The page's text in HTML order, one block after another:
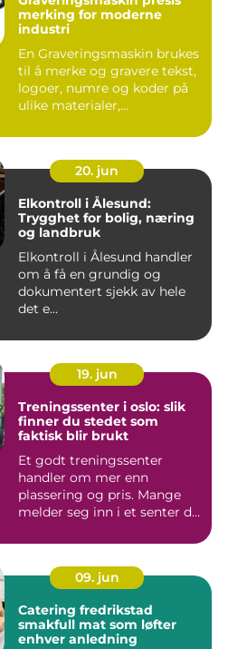
merking for moderne
industri
En Graveringsmaskin brukes
til å merke og gravere tekst,
logoer, numre og koder på
ulike materialer,...
20. jun
Elkontroll i Ålesund:
Trygghet for bolig, næring
og landbruk
Elkontroll i Ålesund handler
om å få en grundig og
dokumentert sjekk av hele
det e...
19. jun
Treningssenter i oslo: slik
finner du stedet som
faktisk blir brukt
Et godt treningssenter
handler om mer enn
plassering og pris. Mange
melder seg inn i et senter de
09. jun
Catering fredrikstad
smakfull mat som løfter
enhver anledning